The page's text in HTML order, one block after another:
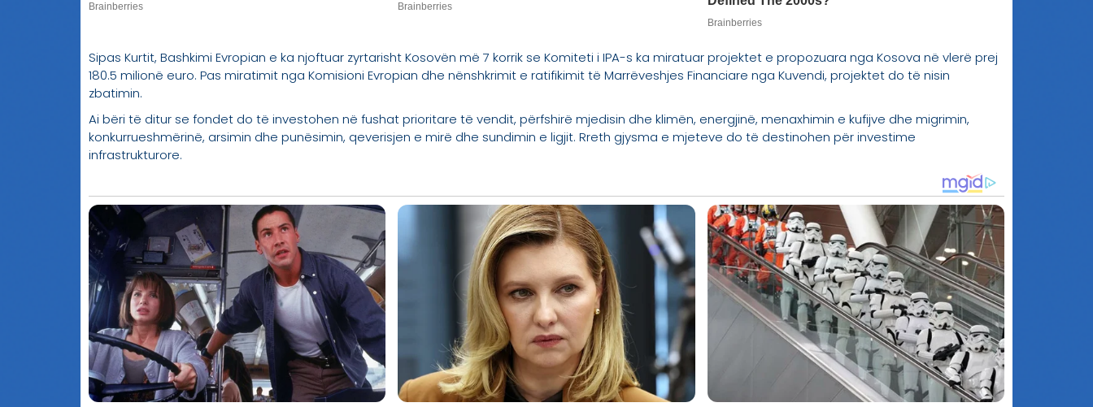
Sipas Kurtit, Bashkimi Evropian e ka njoftuar zyrtarisht Kosovën më 7 korrik se Komiteti i IPA-s ka miratuar projektet e propozuara nga Kosova në vlerë prej
180.5 milionë euro. Pas miratimit nga Komisioni Evropian dhe nënshkrimit e ratifikimit të Marrëveshjes Financiare nga Kuvendi, projektet do të nisin
zbatimin.
Ai bëri të ditur se fondet do të investohen në fushat prioritare të vendit, përfshirë mjedisin dhe klimën, energjinë, menaxhimin e kufijve dhe migrimin,
konkurrueshmërinë, arsimin dhe punësimin, qeverisjen e mirë dhe sundimin e ligjit. Rreth gjysma e mjeteve do të destinohen për investime
infrastrukturore.